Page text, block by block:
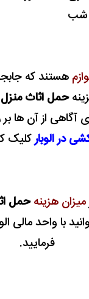
شب
هستند که
حمل اثاث منزل
آگاهی از آن ها
در الوبارکلیک
میزان هزینه حمل
با واحد مالی
فرمایید.